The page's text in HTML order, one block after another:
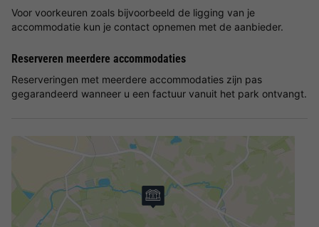
Voor voorkeuren zoals bijvoorbeeld de ligging van je
accommodatie kun je contact opnemen met de aanbieder.
Reserveren meerdere accommodaties
Reserveringen met meerdere accommodaties zijn pas
gegarandeerd wanneer u een factuur vanuit het park ontvangt.